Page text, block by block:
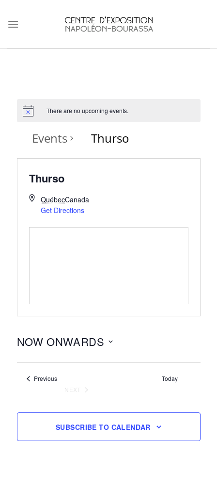
content
There are no upcoming events.
Events Thurso
Thurso
QuébecCanada
Get Directions
NOW ONWARDS
PreviousEvents
Today
NEXT
SUBSCRIBE TO CALENDAR